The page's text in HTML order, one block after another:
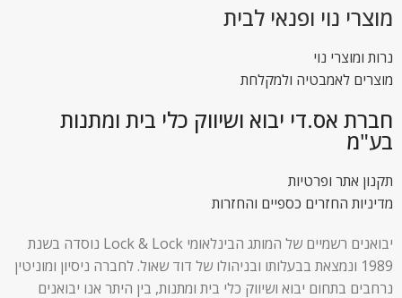
מוצרי נוי ופנאי לבית
נרות ומוצרי נוי
מוצרים לאמבטיה ולמקלחת
חברת אס.די יבוא ושיווק כלי בית ומתנות
בע"מ
תקנון אתר ופרטיות
מדיניות החזרים כספיים והחזרות
יבואנים רשמיים של המותג הבינלאומי Lock & Lock נוסדה בשנת
1989 ונמצאת בבעלותו ובניהולו של דוד שאול. לחברה ניסיון ומוניטין
נרחבים בתחום יבוא ושיווק כלי בית ומתנות, בין היתר אנו יבואנים